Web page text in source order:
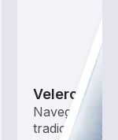
Veleros
Navega con
tradicionales